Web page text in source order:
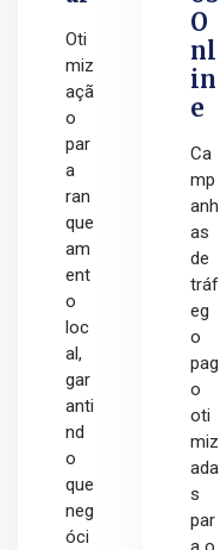
Oti
miz
açã
o
par
a
ran
que
am
ent
o
loc
al,
gar
anti
nd
o
que
neg
óci
O
nl
in
e
Ca
mp
anh
as
de
tráf
eg
o
pag
o
oti
miz
ada
s
par